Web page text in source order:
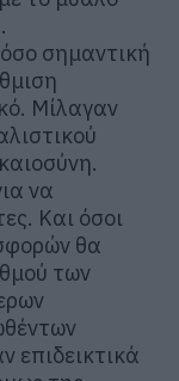
σημαντική
Μίλαγαν
να
Και όσοι
θα
των
επιδεικτικά